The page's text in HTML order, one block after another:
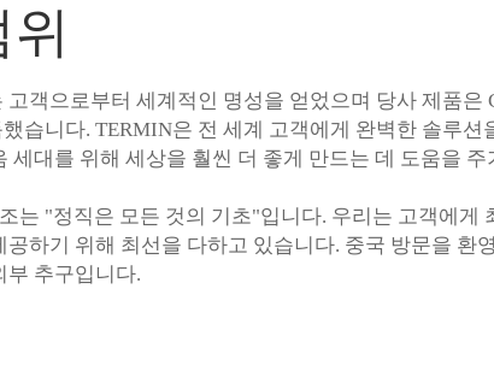
고객으로부터 세계적인 명성을 얻었으며 당사 제품은
습니다. TERMIN은 전 세계 고객에게 완벽한 솔루션
세대를 위해 세상을 훨씬 더 좋게 만드는 데 도움을
는 "정직은 모든 것의 기초"입니다. 우리는 고객에게
공하기 위해 최선을 다하고 있습니다. 중국 방문을 환
부 추구입니다.